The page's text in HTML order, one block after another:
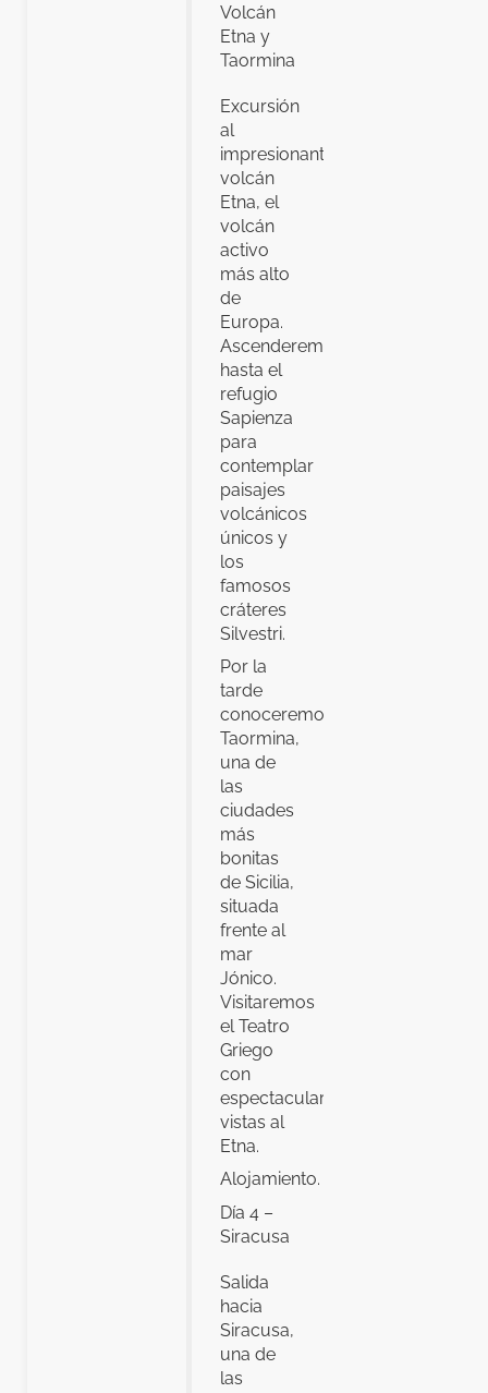
Volcán
Etna y
Taormina
Excursión
al
impresionante
volcán
Etna, el
volcán
activo
más alto
de
Europa.
Ascenderemos
hasta el
refugio
Sapienza
para
contemplar
paisajes
volcánicos
únicos y
los
famosos
cráteres
Silvestri.
Por la
tarde
conoceremos
Taormina,
una de
las
ciudades
más
bonitas
de Sicilia,
situada
frente al
mar
Jónico.
Visitaremos
el Teatro
Griego
con
espectaculares
vistas al
Etna.
Alojamiento.
Día 4 –
Siracusa
Salida
hacia
Siracusa,
una de
las